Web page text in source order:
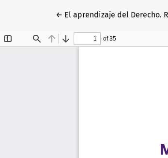
← Volver a los detalles del
El aprendizaje del Derecho.